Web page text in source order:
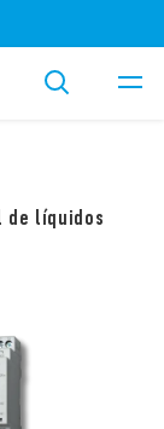
de líquidos